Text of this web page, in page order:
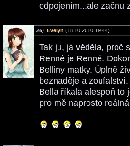
odpojením...ale začnu
26) Evelyn (18.10.2010 19:44)
Tak ju, já věděla, proč
Renné je Renné.
Belliny matky. Úplně
beznaděje a
Bella říkala alespoň to
pro mě naprosto